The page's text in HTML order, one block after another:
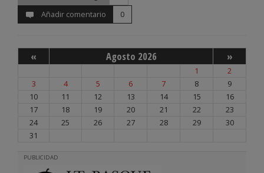
Añadir comentario
0
« Agosto 2026 »
1
2
3
4 5 6 7 8
9
10
11 12 13 14 15
16
17
18 19 20 21 22
23
24
25 26 27 28 29
30
31
PUBLICIDAD